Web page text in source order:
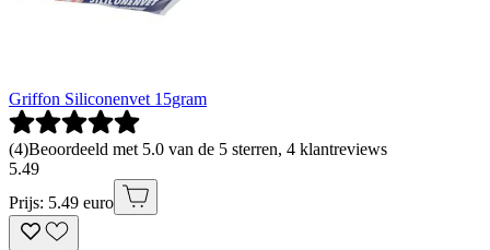
Griffon Siliconenvet 15gram
(4)Beoordeeld met 5.0 van de 5 sterren, 4 klantreviews
5.49
Prijs: 5.49 euro